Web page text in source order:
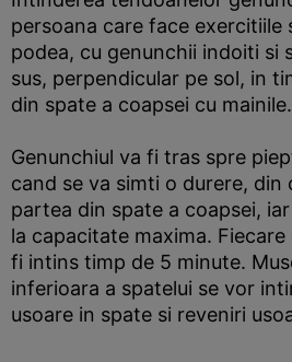
persoana care face exercitiile
podea, cu genunchii indoiti si
sus, perpendicular pe sol, in
din spate a coapsei cu mainile.
Genunchiul va fi tras spre
cand se va simti o durere, din
partea din spate a coapsei,
la capacitate maxima.
fi intins timp de 5 minute.
inferioara a spatelui se vor
usoare in spate si reveniri